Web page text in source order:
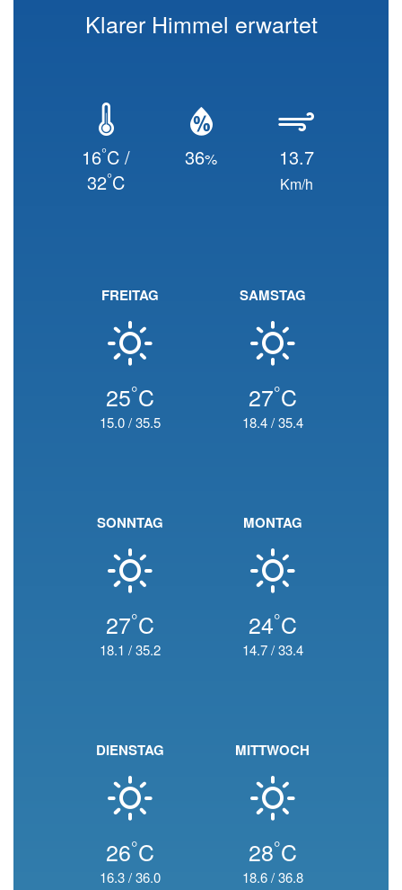
Klarer Himmel erwartet
16°C /
32°C
36% 13.7
Km/h
FREITAG
25°C
15.0/35.5
SAMSTAG
27°C
18.4/35.4
SONNTAG
27°C
18.1 /35.2
MONTAG
24°C
14.7/33.4
DIENSTAG
26°C
16.3/36.0
MITTWOCH
28°C
18.6/36.8